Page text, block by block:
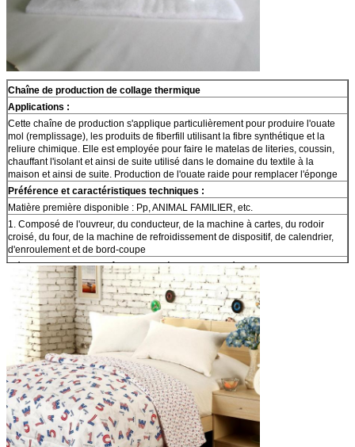
Chaîne de production de collage thermique
Applications :
Cette chaîne de production s'applique particulièrement pour produire l'ouate
mol (remplissage), les produits de fiberfill utilisant la fibre synthétique et la
reliure chimique. Elle est employée pour faire le matelas de literies, coussin,
chauffant l'isolant et ainsi de suite utilisé dans le domaine du textile à la
maison et ainsi de suite. Production de l'ouate raide pour remplacer l'éponge
Préférence et caractéristiques techniques :
Matière première disponible : Pp, ANIMAL FAMILIER, etc.
1. Composé de l'ouvreur, du conducteur, de la machine à cartes, du rodoir
croisé, du four, de la machine de refroidissement de dispositif, de calendrier,
d'enroulement et de bord-coupe
méthodes 2.Heating : brûleur, chaudière, chauffage électrique.
largeur 3.Product nette : 1800-4500mm
4. Spécifications produit : 60 - 8,000gsm, 6000gsm avec 10cm et 2000gsm
avec 20cm
5. Capacité de production : 80 - 500kg/h ou à 800kgs/h